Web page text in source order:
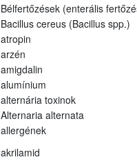
Bélfertőzések (enterális
Bacillus cereus (Bacillus spp.)
atropin
arzén
amigdalin
alumínium
alternária toxinok
Alternaria alternata
allergének
akrilamid